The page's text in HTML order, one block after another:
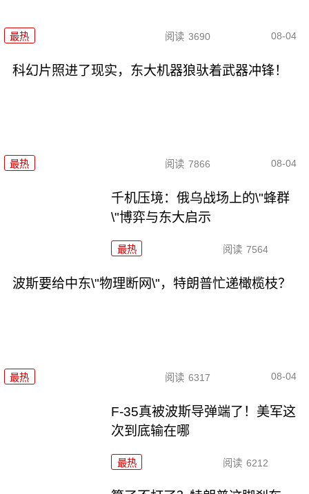
最热 阅读 3690 08-04
科幻片照进了现实，东大机器狼驮着武器冲锋！
最热 阅读 7866 08-04
千机压境：俄乌战场上的\"蜂群
\"博弈与东大启示
最热 阅读 7564
波斯要给中东\"物理断网\"，特朗普忙递橄榄枝？
最热 阅读 6317 08-04
F-35真被波斯导弹端了！美军这
次到底输在哪
最热 阅读 6212